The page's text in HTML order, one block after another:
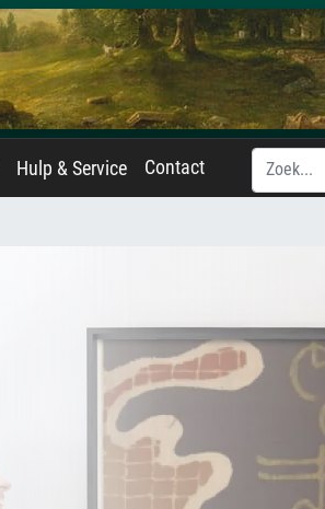
Hulp & Service Contact